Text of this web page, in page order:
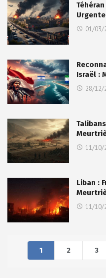
01/03/
Israël :
28/12/
11/10/
Liban :
11/10/
1 2 3